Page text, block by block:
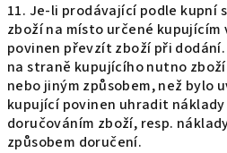
11. Je-li prodávající podle kupní
zboží na místo určené
povinen převzít zboží při
na straně kupujícího nutno
nebo jiným způsobem, než bylo
kupující povinen uhradit
doručováním zboží, resp.
způsobem doručení.